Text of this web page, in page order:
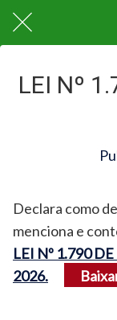
LEI Nº
Declara como
menciona e
LEI Nº 1.790
2026.